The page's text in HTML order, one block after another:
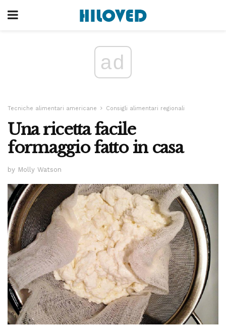
ad
Tecniche alimentari americane Consigli alimentari regionali
Una ricetta facile
formaggio fatto in casa
by Molly Watson